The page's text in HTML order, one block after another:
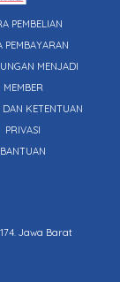
PEMBELIAN
PEMBAYARAN
MENJADI
MEMBER
DAN KETENTUAN
PRIVASI
BANTUAN
Jawa Barat